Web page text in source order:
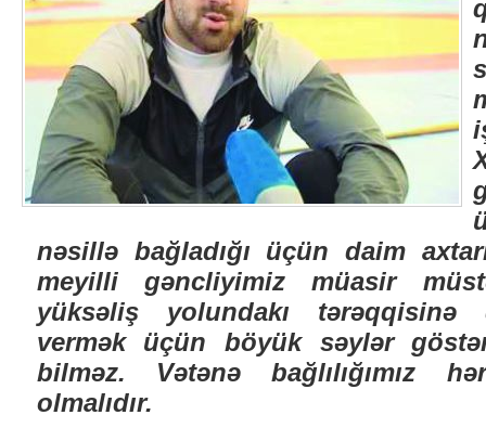
nəsillə bağladığı üçün daim
meyilli gəncliyimiz müasir
yüksəliş yolundakı tərəqqisinə
vermək üçün böyük səylər
bilməz. Vətənə bağlılığımız
olmalıdır.